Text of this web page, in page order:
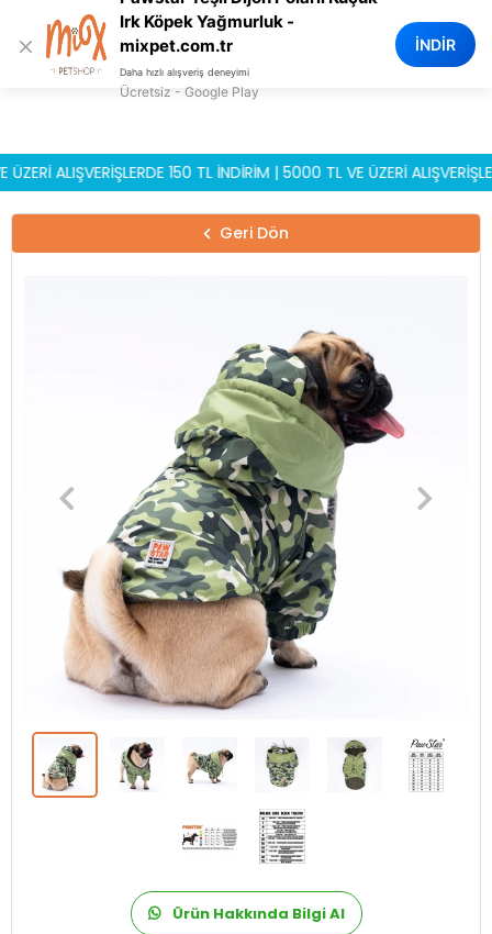
ALIŞVERİŞLERDE 150 TL İNDİRİM | 5000 TL VE ÜZERİ
0
Geri Dön
Ürün Hakkında Bilgi Al
×
Irk Köpek Yağmurluk -
mixpet.com.tr
Daha hızlı alışveriş deneyimi
Ücretsiz - Google Play
İNDİR